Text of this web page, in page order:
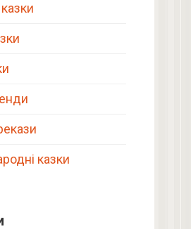
казки